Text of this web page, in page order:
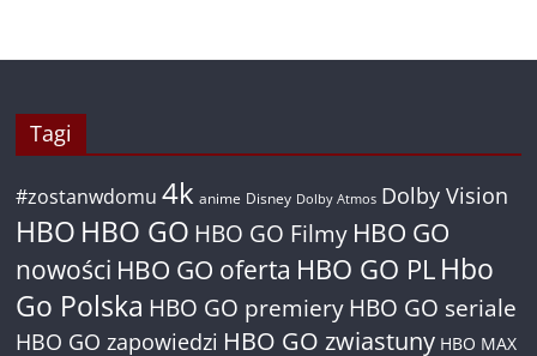
Tagi
#zostanwdomu 4k anime Disney Dolby Atmos Dolby Vision
HBO HBO GO HBO GO Filmy HBO GO
nowości HBO GO oferta HBO GO PL Hbo
Go Polska HBO GO premiery HBO GO seriale
HBO GO zapowiedzi HBO GO zwiastuny HBO MAX